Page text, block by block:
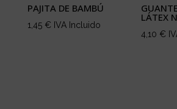
PAJITA DE BAMBÚ
1,45 € IVA Incluido
LÁTEX
4,10 €